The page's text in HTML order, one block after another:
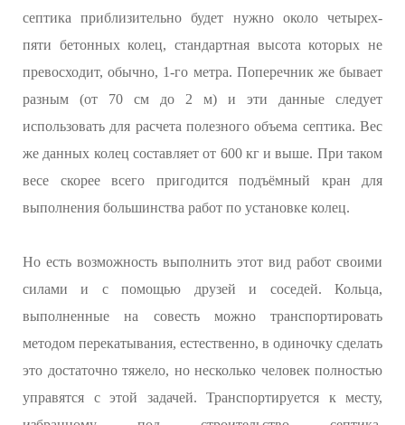
септика приблизительно будет нужно около четырех-
пяти бетонных колец, стандартная высота которых не
превосходит, обычно, 1-го метра. Поперечник же бывает
разным (от 70 см до 2 м) и эти данные следует
использовать для расчета полезного объема септика. Вес
же данных колец составляет от 600 кг и выше. При таком
весе скорее всего пригодится подъёмный кран для
выполнения большинства работ по установке колец.
Но есть возможность выполнить этот вид работ своими
силами и с помощью друзей и соседей. Кольца,
выполненные на совесть можно транспортировать
методом перекатывания, естественно, в одиночку сделать
это достаточно тяжело, но несколько человек полностью
управятся с этой задачей. Транспортируется к месту,